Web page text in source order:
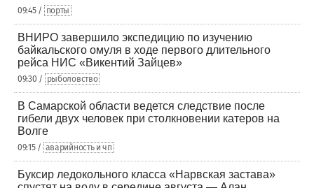
09:45 / порты
ВНИРО завершило экспедицию по изучению
байкальского омуля в ходе первого длительного
рейса НИС «Викентий Зайцев»
09:30 / рыболовство
В Самарской области ведется следствие после
гибели двух человек при столкновении катеров на
Волге
09:15 / аварийность и чп
Буксир ледокольного класса «Нарвская застава»